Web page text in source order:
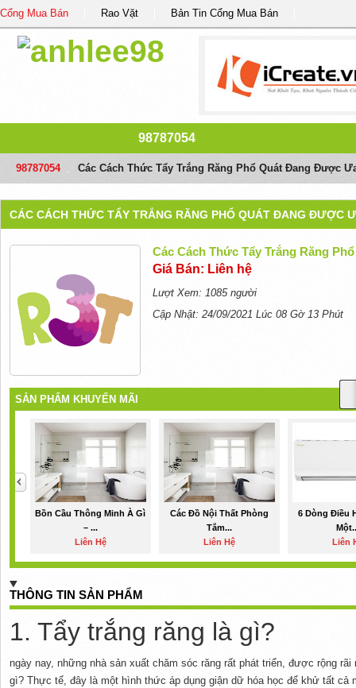
Cổng Mua Bán Rao Vặt Bản Tin Cổng Mua Bán
98787054
98787054 Các Cách Thức Tẩy Trắng Răng Phổ Quát Đang Được
CÁC CÁCH THỨC TẨY TRẮNG RĂNG PHỔ QUÁT ĐANG ĐƯỢC
Các Cách Thức Tẩy Trắng Răng
Giá Bán: Liên hệ
Lượt Xem: 1085 người
Cập Nhật: 24/09/2021 Lúc 08 Gờ 13 Phút
SẢN PHẨM KHUYẾN MÃI
Bồn Cầu Thông Minh À Gì
– ...
Liên Hệ
Các Đồ Nội Thất Phòng
Tắm...
Liên Hệ
6 Dòng Điều
Liên
THÔNG TIN SẢN PHẨM
1. Tẩy trắng răng là gì?
ngày nay, những nhà sản xuất chăm sóc răng rất phát triển, được rộng
gì? Thực tế, đây là một hình thức áp dụng giận dữ hóa học để khử tất cả